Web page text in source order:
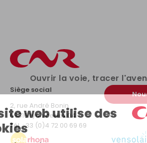
Ouvrir la voie, tracer
Siège social
2, rue André Bonin
69316 Lyon cedex 04
Tél. : 33 (0)4 72 00 69 69